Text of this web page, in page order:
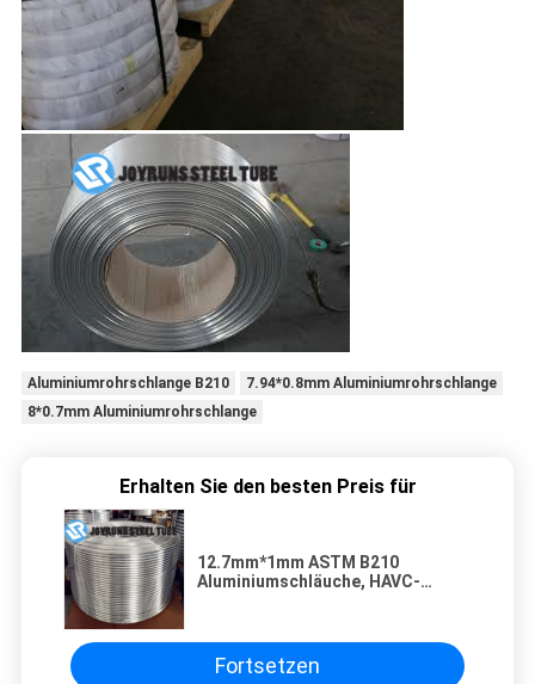
Aluminiumrohrschlange B210
7.94*0.8mm Aluminiumrohrschlange
8*0.7mm Aluminiumrohrschlange
Erhalten Sie den besten Preis für
12.7mm*1mm ASTM B210
Aluminiumschläuche, HAVC-
Fortsetzen